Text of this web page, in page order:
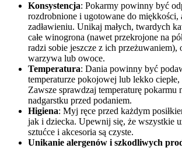
Konsystencja: Pokarmy powinny być
rozdrobnione i ugotowane do miękkości,
zadławieniu. Unikaj małych, twardych
całe winogrona (nawet przekrojone na
radzi sobie jeszcze z ich przeżuwaniem),
warzywa lub owoce.
Temperatura: Dania powinny być
temperaturze pokojowej lub lekko
Zawsze sprawdzaj temperaturę pokarmu
nadgarstku przed podaniem.
Higiena: Myj ręce przed każdym
jak i dziecka. Upewnij się, że wszystkie
sztućce i akcesoria są czyste.
Unikanie alergenów i szkodliwych